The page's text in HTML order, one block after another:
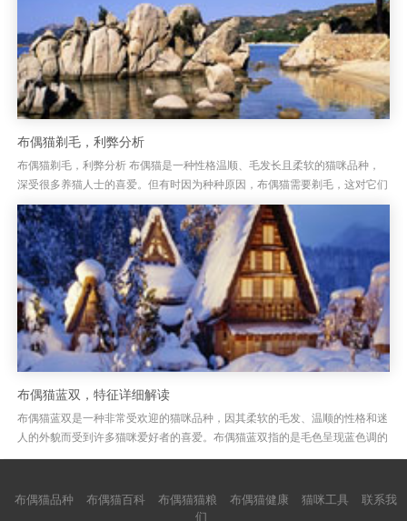
布偶猫剃毛，利弊分析
布偶猫剃毛，利弊分析 布偶猫是一种性格温顺、毛发长且柔软的猫咪品种，
深受很多养猫人士的喜爱。但有时因为种种原因，布偶猫需要剃毛，这对它们
来说到底是好还是坏呢？剃毛虽然能帮助减少掉毛问题，但这并非解决所...
布偶猫蓝双，特征详细解读
布偶猫蓝双是一种非常受欢迎的猫咪品种，因其柔软的毛发、温顺的性格和迷
人的外貌而受到许多猫咪爱好者的喜爱。布偶猫蓝双指的是毛色呈现蓝色调的
布偶猫，这种颜色给人一种非常优雅、高贵的感觉。布偶猫的蓝双特征包...
布偶猫品种 布偶猫百科 布偶猫猫粮 布偶猫健康 猫咪工具
联系我
们